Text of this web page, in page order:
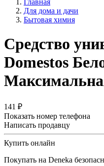
Для дома и дачи
Бытовая химия
Средство
Domestos
141 ₽
Показать номер телефона
Написать продавцу
Купить онлайн
Покупать на Deneka